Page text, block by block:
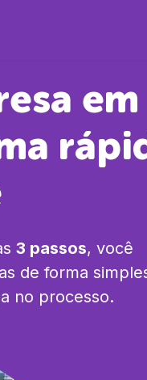
em
3 passos, você
de forma
no processo.